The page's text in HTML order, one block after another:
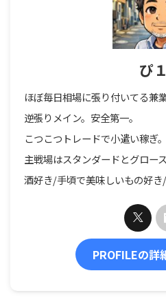
ぴ１
ほぼ毎日相場に張り付いてる兼
逆張りメイン。安全第一。
こつこつトレードで小遣い稼ぎ。
主戦場はスタンダードとグロース
酒好き/手頃で美味しいもの好
PROFILEの詳